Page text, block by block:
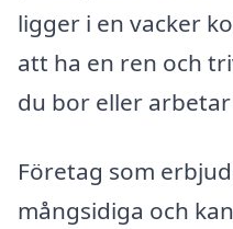
ligger i en vacker
att ha en ren och
du bor eller arbetar
Företag som
mångsidiga och